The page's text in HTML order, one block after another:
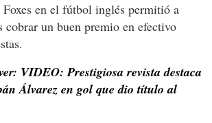
en el fútbol inglés permitió a
cobrar un buen premio en efectivo
VIDEO: Prestigiosa revista destaca
Álvarez en gol que dio título al